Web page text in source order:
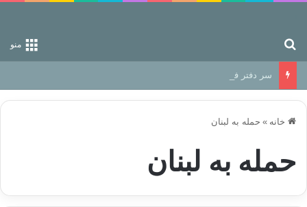
منو
سر دفتر فساد در زمین‌، دوری وکناره‌گیری از راه خداست‌!
خانه » حملە بە لبنان
حملە بە لبنان